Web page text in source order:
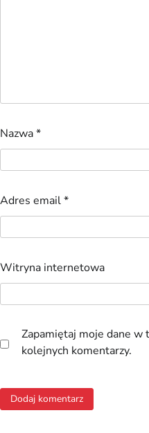
Nazwa*
Adres email*
Witryna internetowa
Zapamiętaj moje dane w
kolejnych komentarzy.